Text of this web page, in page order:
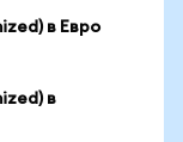
в Евро
в